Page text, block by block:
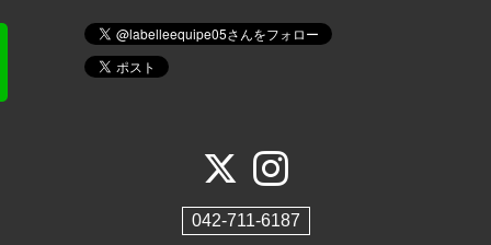
042-711-6187